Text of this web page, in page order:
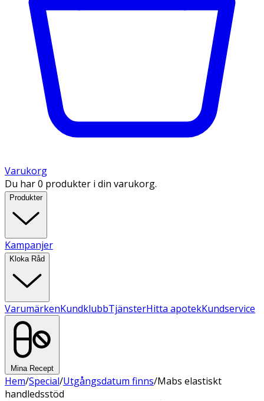
Varukorg
Du har 0 produkter i din varukorg.
Produkter
Kampanjer
Kloka Råd
VarumärkenKundklubbTjänsterHitta apotekKundservice
Mina Recept
Hem/Special/Utgångsdatum finns/Mabs elastiskt
handledsstöd